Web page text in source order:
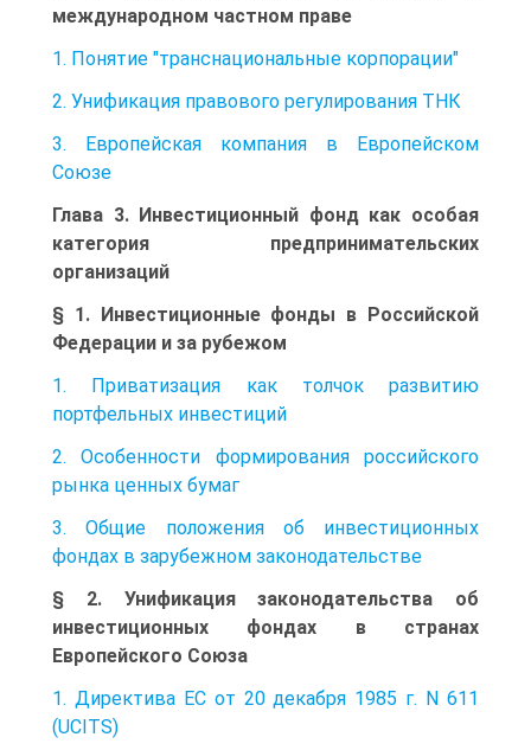
международном частном праве
1. Понятие "транснациональные корпорации"
2. Унификация правового регулирования ТНК
3. Европейская компания в Европейском
Союзе
Глава 3. Инвестиционный фонд как особая
категория предпринимательских
организаций
§ 1. Инвестиционные фонды в Российской
Федерации и за рубежом
1. Приватизация как толчок развитию
портфельных инвестиций
2. Особенности формирования российского
рынка ценных бумаг
3. Общие положения об инвестиционных
фондах в зарубежном законодательстве
§ 2. Унификация законодательства об
инвестиционных фондах в странах
Европейского Союза
1. Директива ЕС от 20 декабря 1985 г. N 611
(UCITS)